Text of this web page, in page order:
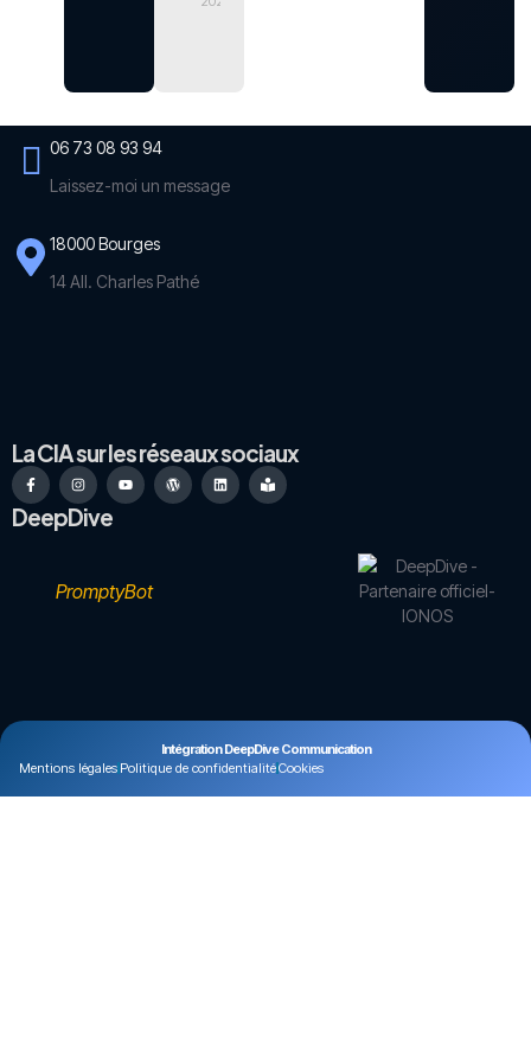
06 73 08 93 94
Laissez-moi un message
18000 Bourges
14 All. Charles Pathé
La CIA sur les réseaux sociaux
DeepDive
PromptyBot
Intégration DeepDive Communication
Mentions légales Politique de confidentialitéCookies